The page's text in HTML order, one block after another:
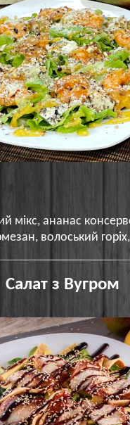
мікс, ананас
волоський
Салат з Вугром